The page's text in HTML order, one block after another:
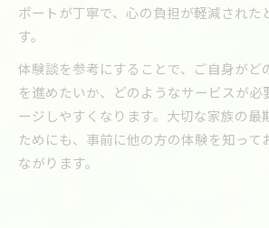
ポートが丁寧で、心の負担が軽減された
す。
体験談を参考にすることで、ご自身がど
を進めたいか、どのようなサービスが必
ージしやすくなります。大切な家族の最
ためにも、事前に他の方の体験を知って
ながります。